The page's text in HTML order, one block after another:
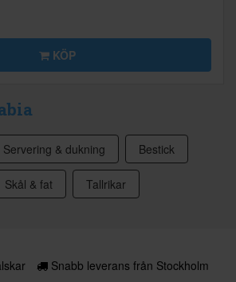
KÖP
Servering & dukning Bestick
Skål & fat Tallrikar
Snabb leverans från Stockholm